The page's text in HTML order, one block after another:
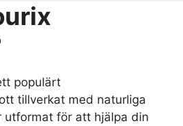
populärt
tillverkat med naturliga
utformat för att hjälpa din